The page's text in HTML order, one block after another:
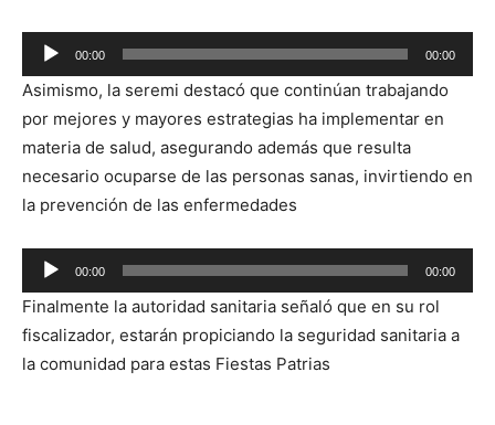
Reproductor
de
audio
00:00 00:00
Asimismo, la seremi destacó que continúan trabajando
por mejores y mayores estrategias ha implementar en
materia de salud, asegurando además que resulta
necesario ocuparse de las personas sanas, invirtiendo en
la prevención de las enfermedades
Reproductor
de
audio
00:00 00:00
Finalmente la autoridad sanitaria señaló que en su rol
fiscalizador, estarán propiciando la seguridad sanitaria a
la comunidad para estas Fiestas Patrias